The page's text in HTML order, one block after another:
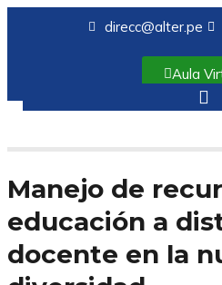
direcc@alter.pe
Aula
Manejo de
educación a
docente en la